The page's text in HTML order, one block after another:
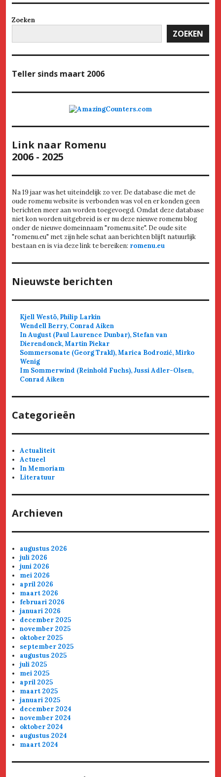
Zoeken
ZOEKEN
Teller sinds maart 2006
Link naar Romenu
2006 - 2025
Na 19 jaar was het uiteindelijk zo ver. De database die met de
oude romenu website is verbonden was vol en er konden geen
berichten meer aan worden toegevoegd. Omdat deze database
niet kon worden uitgebreid is er nu deze nieuwe romenu blog
onder de nieuwe domeinnaam "romenu.site". De oude site
"romenu.eu" met zijn hele schat aan berichten blijft natuurlijk
bestaan en is via deze link te bereiken: romenu.eu
Nieuwste berichten
Kjell Westö, Philip Larkin
Wendell Berry, Conrad Aiken
In August (Paul Laurence Dunbar), Stefan van
Dierendonck, Martin Piekar
Sommersonate (Georg Trakl), Marica Bodrozić, Mirko
Wenig
Im Sommerwind (Reinhold Fuchs), Jussi Adler-Olsen,
Conrad Aiken
Categorieën
Actualiteit
Actueel
In Memoriam
Literatuur
Archieven
augustus 2026
juli 2026
juni 2026
mei 2026
april 2026
maart 2026
februari 2026
januari 2026
december 2025
november 2025
oktober 2025
september 2025
augustus 2025
juli 2025
mei 2025
april 2025
maart 2025
januari 2025
december 2024
november 2024
oktober 2024
augustus 2024
maart 2024